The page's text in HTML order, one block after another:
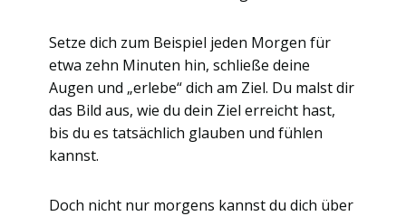
Setze dich zum Beispiel jeden Morgen für
etwa zehn Minuten hin, schließe deine
Augen und „erlebe“ dich am Ziel. Du malst dir
das Bild aus, wie du dein Ziel erreicht hast,
bis du es tatsächlich glauben und fühlen
kannst.
Doch nicht nur morgens kannst du dich über